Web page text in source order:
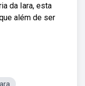
da Iara, esta
além de ser